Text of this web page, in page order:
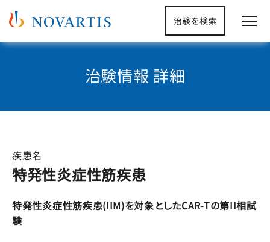
治験を検索
治験情報 詳細
疾患名
特発性炎症性筋疾患
特発性炎症性筋疾患(IIM)を対象としたCAR-Tの第II相試
験